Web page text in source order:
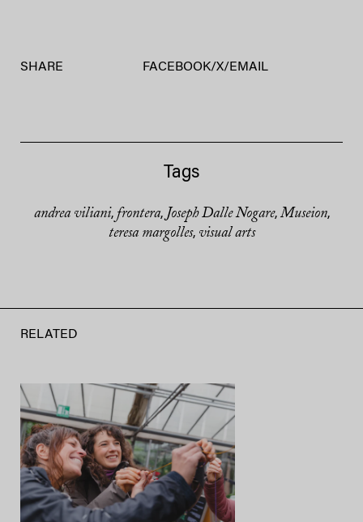
SHARE FACEBOOK/X/ EMAIL
Tags
andrea viliani, frontera, Joseph Dalle Nogare, Museion,
teresa margolles, visual arts
RELATED